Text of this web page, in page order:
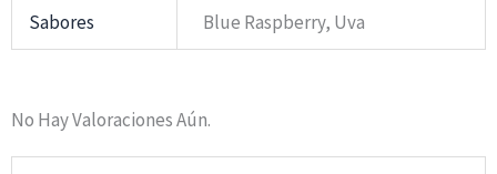
Sabores Blue Raspberry, Uva
No Hay Valoraciones Aún.